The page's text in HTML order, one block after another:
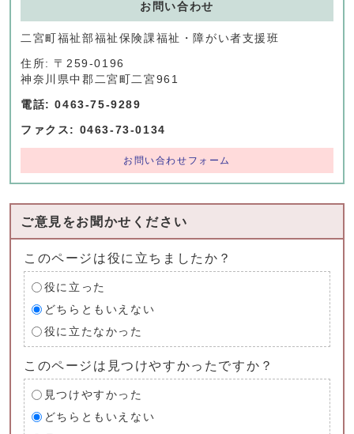
お問い合わせ
二宮町福祉部福祉保険課福祉・障がい者支援班
住所: 〒259-0196
神奈川県中郡二宮町二宮961
電話: 0463-75-9289
ファクス: 0463-73-0134
お問い合わせフォーム
ご意見をお聞かせください
このページは役に立ちましたか？
役に立った
どちらともいえない
役に立たなかった
このページは見つけやすかったですか？
見つけやすかった
どちらともいえない